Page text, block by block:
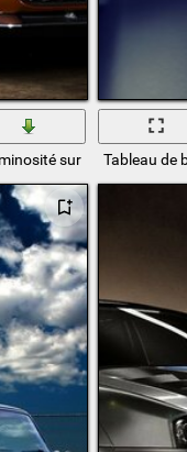
sur fond gris
Tableau de